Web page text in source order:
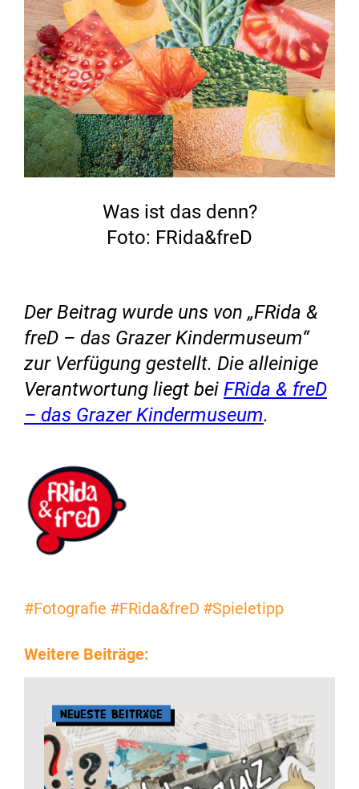
Was ist das denn?
Foto: FRida&freD
Der Beitrag wurde uns von „FRida &
freD – das Grazer Kindermuseum“
zur Verfügung gestellt. Die alleinige
Verantwortung liegt bei FRida & freD
– das Grazer Kindermuseum.
#Fotografie #FRida&freD #Spieletipp
Weitere Beiträge:
Neueste Beiträge